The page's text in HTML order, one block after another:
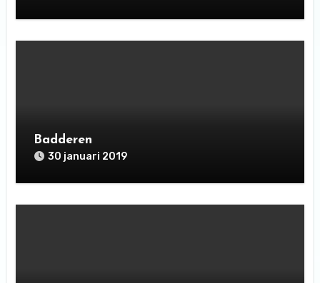
Badderen
30 januari 2019